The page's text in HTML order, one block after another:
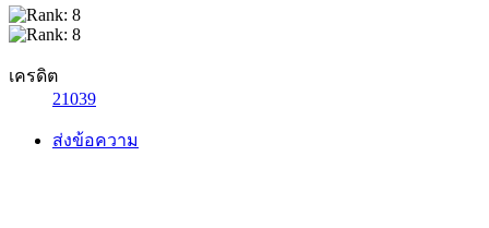
เครดิต
21039
ส่งข้อความ